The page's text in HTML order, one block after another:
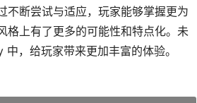
不断尝试与适应，玩家能够掌握更为
格上有了更多的可能性和特点化。未
，给玩家带来更加丰富的体验。